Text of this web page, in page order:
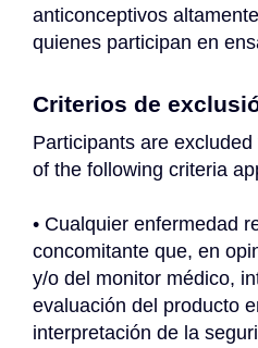
anticonceptivos
quienes participan en
Criterios de
Participants are
of the following criteria
• Cualquier enfermedad
concomitante que, en
y/o del monitor médico,
evaluación del producto
interpretación de la